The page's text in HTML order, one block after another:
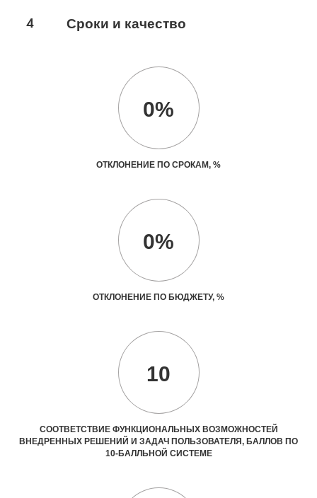
4 Сроки и качество
0%
ОТКЛОНЕНИЕ ПО СРОКАМ, %
0%
ОТКЛОНЕНИЕ ПО БЮДЖЕТУ, %
10
СООТВЕТСТВИЕ ФУНКЦИОНАЛЬНЫХ ВОЗМОЖНОСТЕЙ
ВНЕДРЕННЫХ РЕШЕНИЙ И ЗАДАЧ ПОЛЬЗОВАТЕЛЯ, БАЛЛОВ ПО
10-БАЛЛЬНОЙ СИСТЕМЕ